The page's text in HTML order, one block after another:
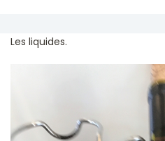
Les liquides.